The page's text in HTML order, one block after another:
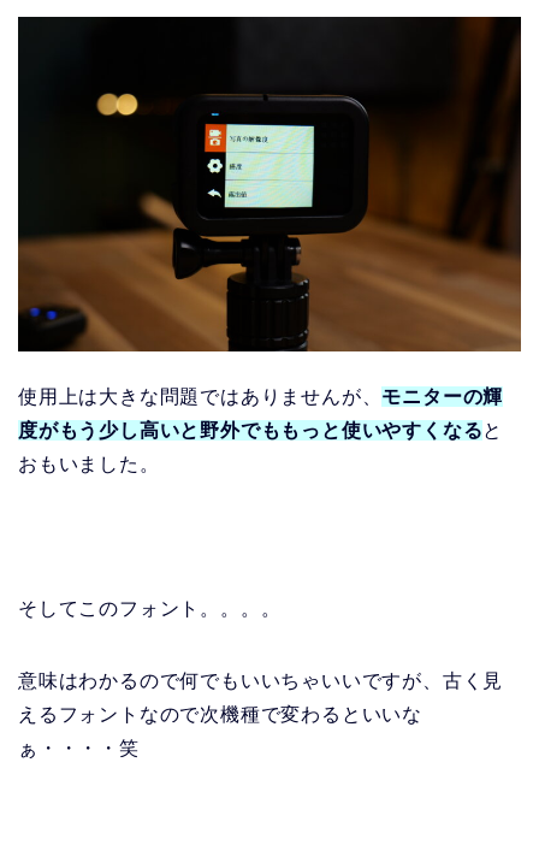
使用上は大きな問題ではありませんが、 モニターの輝
度がもう少し高いと野外でももっと使いやすくなると
おもいました。
そしてこのフォント。。。。
意味はわかるので何でもいいちゃいいですが、古く見
えるフォントなので次機種で変わるといいな
ぁ・・・・笑